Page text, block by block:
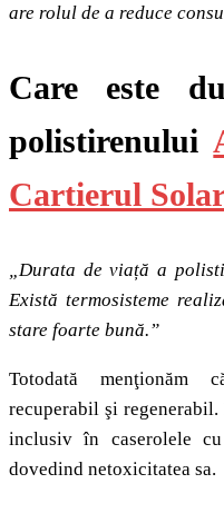
are rolul de a reduce
Care este
polistirenului
Cartierul
„Durata de viață a
Există termosisteme
stare foarte bună.”
Totodată menţionăm
recuperabil şi
inclusiv în caserolele
dovedind netoxicitatea sa.